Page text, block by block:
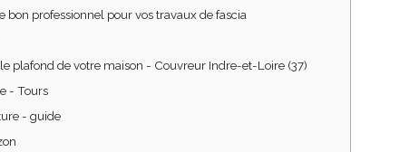
bon professionnel pour vos travaux de fascia
plafond de votre maison - Couvreur Indre-et-Loire (37)
- Tours
- guide